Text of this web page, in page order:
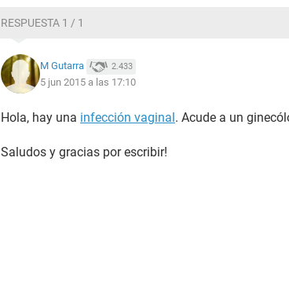
RESPUESTA 1 / 1
M Gutarra 2.433
5 jun 2015 a las 17:10
Hola, hay una infección vaginal. Acude a un
Saludos y gracias por escribir!